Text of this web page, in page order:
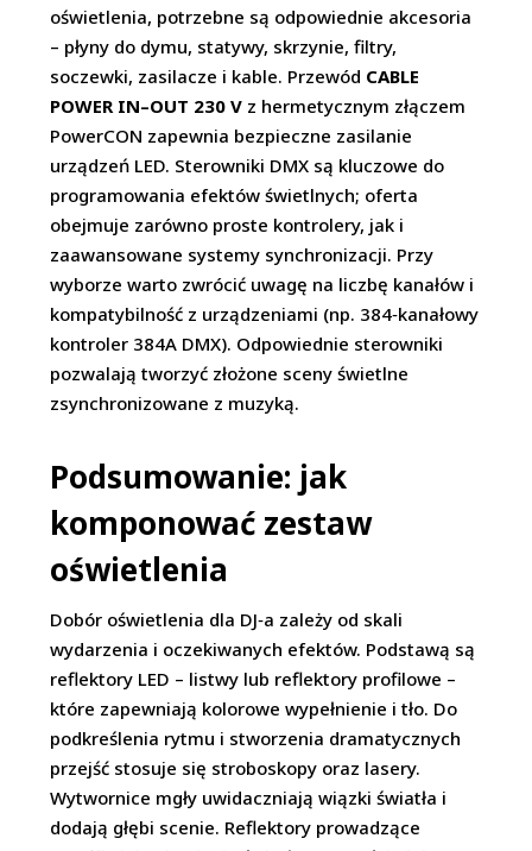
oświetlenia, potrzebne są odpowiednie akcesoria
– płyny do dymu, statywy, skrzynie, filtry,
soczewki, zasilacze i kable. Przewód CABLE
POWER IN–OUT 230 V z hermetycznym złączem
PowerCON zapewnia bezpieczne zasilanie
urządzeń LED. Sterowniki DMX są kluczowe do
programowania efektów świetlnych; oferta
obejmuje zarówno proste kontrolery, jak i
zaawansowane systemy synchronizacji. Przy
wyborze warto zwrócić uwagę na liczbę kanałów i
kompatybilność z urządzeniami (np. 384‑kanałowy
kontroler 384A DMX). Odpowiednie sterowniki
pozwalają tworzyć złożone sceny świetlne
zsynchronizowane z muzyką.
Podsumowanie: jak
komponować zestaw
oświetlenia
Dobór oświetlenia dla DJ‑a zależy od skali
wydarzenia i oczekiwanych efektów. Podstawą są
reflektory LED – listwy lub reflektory profilowe –
które zapewniają kolorowe wypełnienie i tło. Do
podkreślenia rytmu i stworzenia dramatycznych
przejść stosuje się stroboskopy oraz lasery.
Wytwornice mgły uwidaczniają wiązki światła i
dodają głębi scenie. Reflektory prowadzące